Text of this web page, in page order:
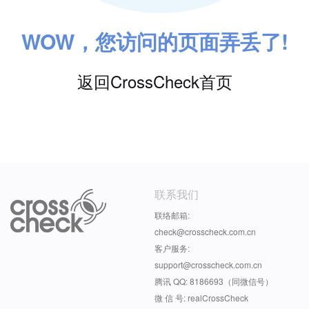
WOW，您访问的页面弄丢了!
返回CrossCheck首页
联系我们
联络邮箱:
check@crosscheck.com.cn
客户服务:
support@crosscheck.com.cn
腾讯 QQ: 8186693（同微信号）
微 信 号: realCrossCheck